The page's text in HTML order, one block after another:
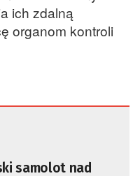
ich zdalną
organom kontroli
samolot nad